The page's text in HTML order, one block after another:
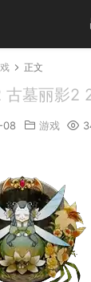
正文
墓丽影2
08 游戏